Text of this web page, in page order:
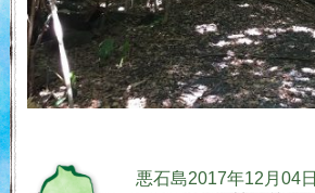
悪石島2017年12月04日